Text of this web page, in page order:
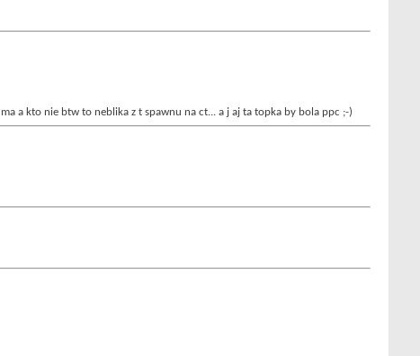
a kto nie btw to neblika z t spawnu na ct... a j aj ta topka by bola ppc ;-)